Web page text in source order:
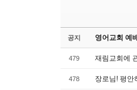
공지 영어교회 예
479 재림교회에
478 장로님! 평안